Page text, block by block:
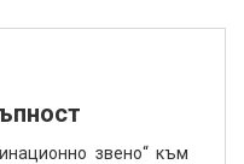
звено“ към